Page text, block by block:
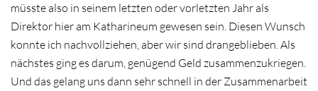
müsste also in seinem letzten oder vorletzten Jahr als
Direktor hier am Katharineum gewesen sein. Diesen Wunsch
konnte ich nachvollziehen, aber wir sind drangeblieben. Als
nächstes ging es darum, genügend Geld zusammenzukriegen.
Und das gelang uns dann sehr schnell in der Zusammenarbeit